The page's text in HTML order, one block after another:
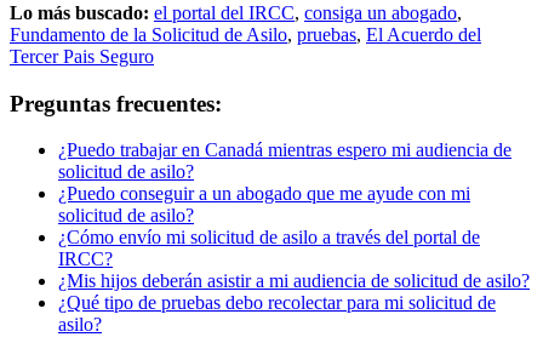
Lo más buscado: el portal del IRCC, consiga un abogado,
Fundamento de la Solicitud de Asilo, pruebas, El Acuerdo del
Tercer Pais Seguro
Preguntas frecuentes:
¿Puedo trabajar en Canadá mientras espero mi audiencia de
solicitud de asilo?
¿Puedo conseguir a un abogado que me ayude con mi
solicitud de asilo?
¿Cómo envío mi solicitud de asilo a través del portal de
IRCC?
¿Mis hijos deberán asistir a mi audiencia de solicitud de asilo?
¿Qué tipo de pruebas debo recolectar para mi solicitud de
asilo?